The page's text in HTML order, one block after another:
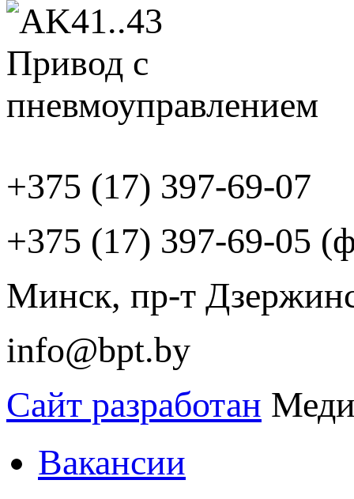
+375 (17) 397-69-07
+375 (17) 397-69-05
Минск, пр-т
info@bpt.by
Сайт разработан
Вакансии